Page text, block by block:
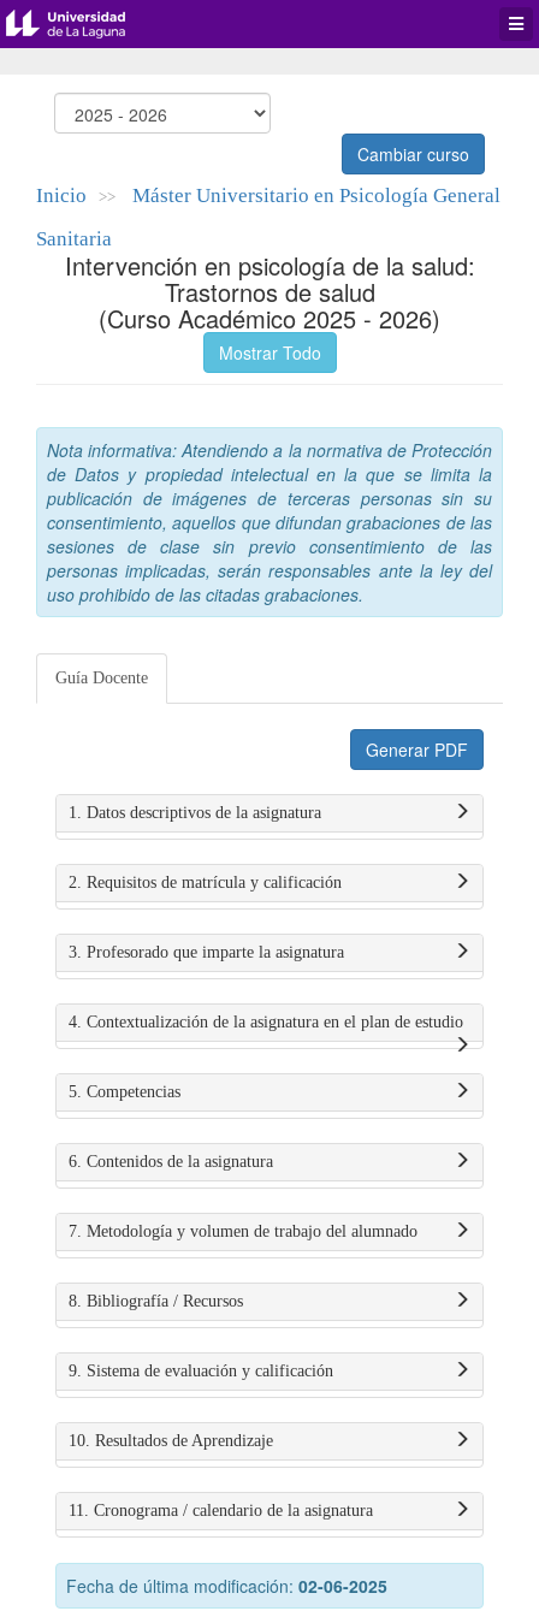
Cambiar curso
Inicio >>
Máster Universitario en Psicología General
Sanitaria
Intervención en psicología de la salud:
Trastornos de salud
(Curso Académico 2025 - 2026)
Mostrar Todo
Nota informativa: Atendiendo a la normativa de Protección
de Datos y propiedad intelectual en la que se limita la
publicación de imágenes de terceras personas sin su
consentimiento, aquellos que difundan grabaciones de las
sesiones de clase sin previo consentimiento de las
personas implicadas, serán responsables ante la ley del
uso prohibido de las citadas grabaciones.
Guía Docente
Generar PDF
1. Datos descriptivos de la asignatura
2. Requisitos de matrícula y calificación
3. Profesorado que imparte la asignatura
4. Contextualización de la asignatura en el plan de estudio
5. Competencias
6. Contenidos de la asignatura
7. Metodología y volumen de trabajo del alumnado
8. Bibliografía / Recursos
9. Sistema de evaluación y calificación
10. Resultados de Aprendizaje
11. Cronograma / calendario de la asignatura
Fecha de última modificación: 02-06-2025